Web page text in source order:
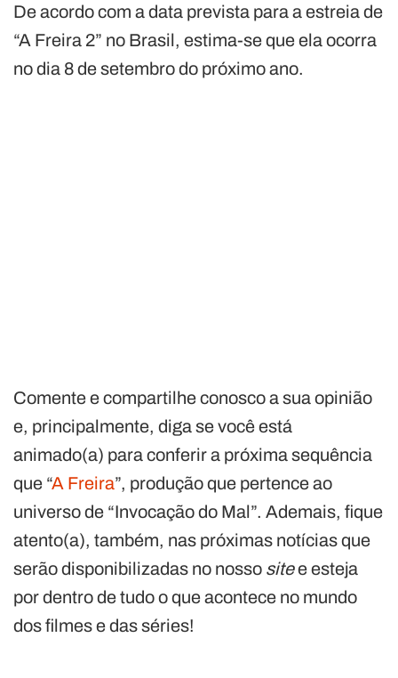
De acordo com a data prevista para a estreia de
“A Freira 2” no Brasil, estima-se que ela ocorra
no dia 8 de setembro do próximo ano.
Comente e compartilhe conosco a sua opinião
e, principalmente, diga se você está
animado(a) para conferir a próxima sequência
que “A Freira”, produção que pertence ao
universo de “Invocação do Mal”. Ademais, fique
atento(a), também, nas próximas notícias que
serão disponibilizadas no nosso sitee esteja
por dentro de tudo o que acontece no mundo
dos filmes e das séries!